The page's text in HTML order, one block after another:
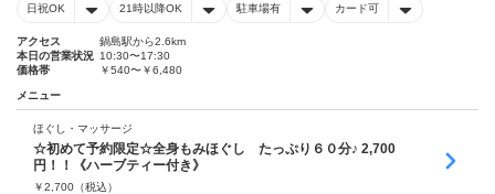
日祝OK 21時以降OK 駐車場有 カード可
アクセス
鍋島駅から2.6km
本日の営業状況 10:30〜17:30
価格帯
￥540〜￥6,480
メニュー
ほぐし・マッサージ
☆初めて予約限定☆全身もみほぐし たっぷり６０分♪ 2,700
円！！《ハーブティー付き》
￥2,700 （税込）